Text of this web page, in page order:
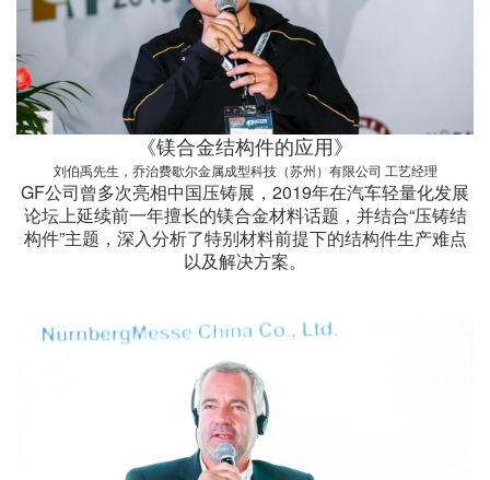
《镁合金结构件的应用》
刘伯禹先生，乔治费歇尔金属成型科技（苏州）有限公司 工艺经理
GF公司曾多次亮相中国压铸展，2019年在汽车轻量化发展
论坛上延续前一年擅长的镁合金材料话题，并结合“压铸结
构件”主题，深入分析了特别材料前提下的结构件生产难点
以及解决方案。